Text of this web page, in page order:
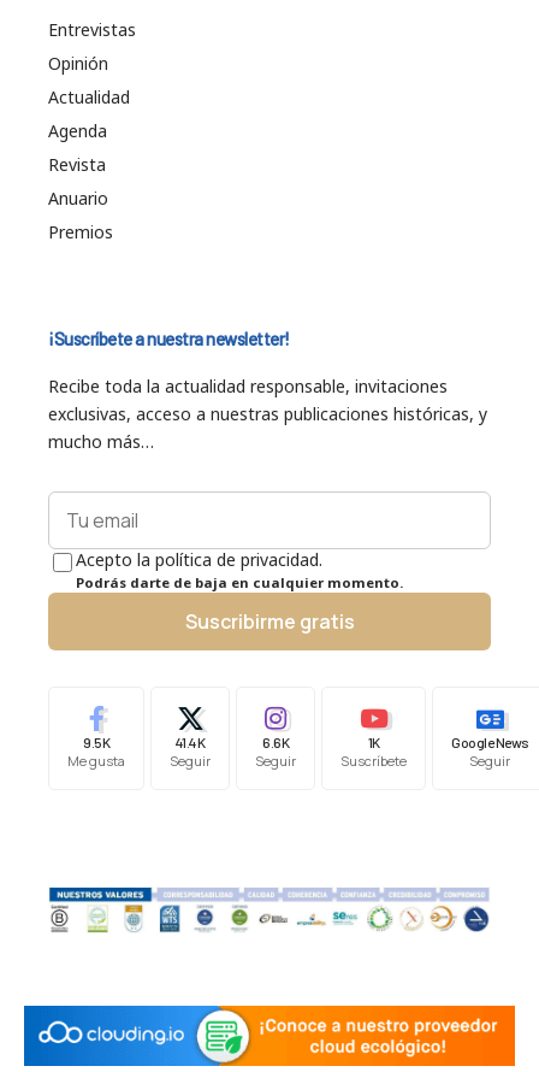
Entrevistas
Opinión
Actualidad
Agenda
Revista
Anuario
Premios
¡Suscríbete a nuestra newsletter!
Recibe toda la actualidad responsable, invitaciones
exclusivas, acceso a nuestras publicaciones históricas, y
mucho más…
Acepto la política de privacidad.
Podrás darte de baja en cualquier momento.
Suscribirme gratis
9.5K
Me gusta
41.4K
Seguir
6.6K
Seguir
1K
Suscríbete
Google News
Seguir